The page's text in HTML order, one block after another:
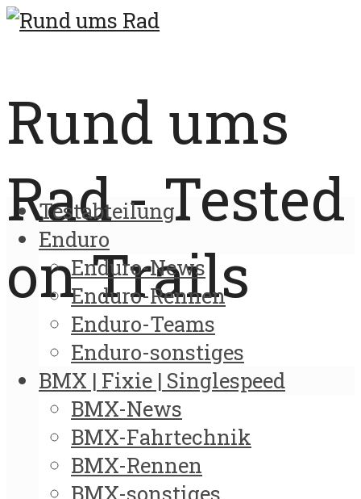
Rund ums
Rad - Tested
on Trails
Testabteilung
Enduro
Enduro-News
Enduro-Rennen
Enduro-Teams
Enduro-sonstiges
BMX | Fixie | Singlespeed
BMX-News
BMX-Fahrtechnik
BMX-Rennen
BMX-sonstiges